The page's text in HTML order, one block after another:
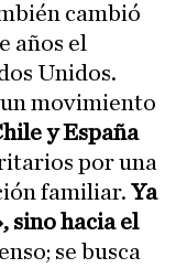
cambió
años el
Unidos.
movimiento
y España
por una
familiar. Ya
sino hacia el
se busca